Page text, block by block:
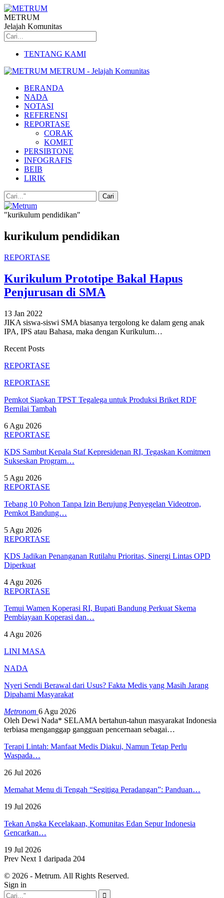
METRUM
Jelajah Komunitas
TENTANG KAMI
METRUM - Jelajah Komunitas
BERANDA
NADA
NOTASI
REFERENSI
REPORTASE
CORAK
KOMET
PERSIBTONE
INFOGRAFIS
BEIB
LIRIK
"kurikulum pendidikan"
kurikulum pendidikan
REPORTASE
Kurikulum Prototipe Bakal Hapus
Penjurusan di SMA
13 Jan 2022
JIKA siswa-siswi SMA biasanya tergolong ke dalam geng anak
IPA, IPS atau Bahasa, maka dengan Kurikulum…
Recent Posts
REPORTASE
REPORTASE
Pemkot Siapkan TPST Tegalega untuk Produksi Briket RDF
Bernilai Tambah
6 Agu 2026
REPORTASE
KDS Sambut Kepala Staf Kepresidenan RI, Tegaskan Komitmen
Sukseskan Program…
5 Agu 2026
REPORTASE
Tebang 10 Pohon Tanpa Izin Berujung Penyegelan Videotron,
Pemkot Bandung…
5 Agu 2026
REPORTASE
KDS Jadikan Penanganan Rutilahu Prioritas, Sinergi Lintas OPD
Diperkuat
4 Agu 2026
REPORTASE
Temui Wamen Koperasi RI, Bupati Bandung Perkuat Skema
Pembiayaan Koperasi dan…
4 Agu 2026
LINI MASA
NADA
Nyeri Sendi Berawal dari Usus? Fakta Medis yang Masih Jarang
Dipahami Masyarakat
Metronom 6 Agu 2026
Oleh Dewi Nada* SELAMA bertahun-tahun masyarakat Indonesia
terbiasa menganggap gangguan pencernaan sebagai…
Terapi Lintah: Manfaat Medis Diakui, Namun Tetap Perlu
Waspada…
26 Jul 2026
Memahat Menu di Tengah “Segitiga Peradangan”: Panduan…
19 Jul 2026
Tekan Angka Kecelakaan, Komunitas Edan Sepur Indonesia
Gencarkan…
19 Jul 2026
Prev Next 1 daripada 204
© 2026 - Metrum. All Rights Reserved.
Sign in